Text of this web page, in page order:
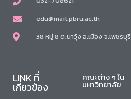
edu@mail.pbru.ac.th
38 หมู่ 8 ต.นาวุ้ง อ.เมือง จ.เพชรบุรี
LINK ที่
เกี่ยวข้อง
คณะต่าง ๆ ใน
มหาวิทยาลัย